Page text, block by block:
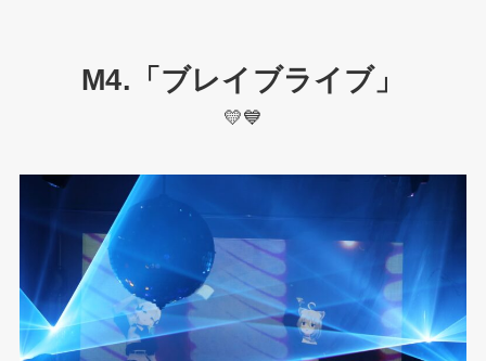
M4.「ブレイブライブ」
💛💙